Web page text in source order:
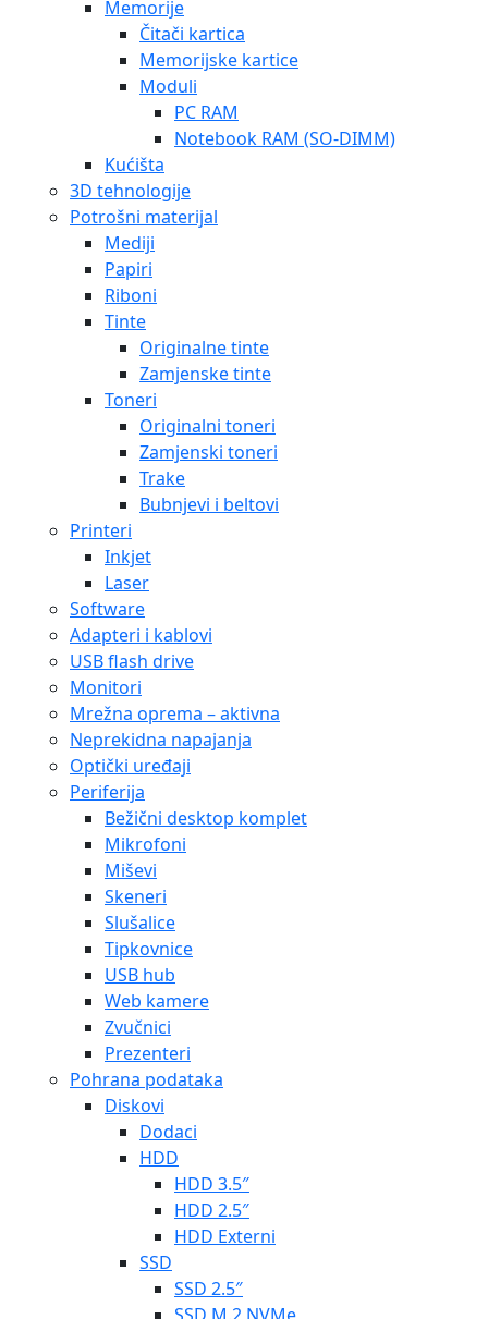
Memorije
Čitači kartica
Memorijske kartice
Moduli
PC RAM
Notebook RAM (SO-DIMM)
Kućišta
3D tehnologije
Potrošni materijal
Mediji
Papiri
Riboni
Tinte
Originalne tinte
Zamjenske tinte
Toneri
Originalni toneri
Zamjenski toneri
Trake
Bubnjevi i beltovi
Printeri
Inkjet
Laser
Software
Adapteri i kablovi
USB flash drive
Monitori
Mrežna oprema – aktivna
Neprekidna napajanja
Optički uređaji
Periferija
Bežični desktop komplet
Mikrofoni
Miševi
Skeneri
Slušalice
Tipkovnice
USB hub
Web kamere
Zvučnici
Prezenteri
Pohrana podataka
Diskovi
Dodaci
HDD
HDD 3.5″
HDD 2.5″
HDD Externi
SSD
SSD 2.5″